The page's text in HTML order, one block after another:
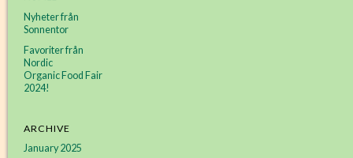
Nyheter från
Sonnentor
Favoriter från
Nordic
Organic Food Fair
2024!
ARCHIVE
January 2025